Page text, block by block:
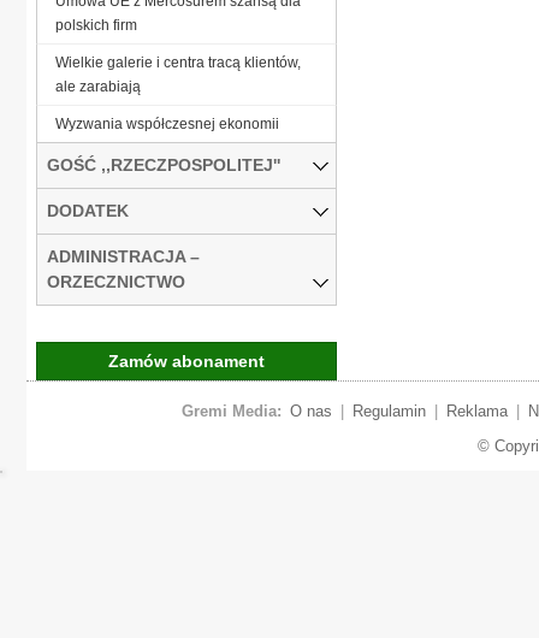
polskich firm
Wielkie galerie i centra tracą klientów,
ale zarabiają
Wyzwania współczesnej ekonomii
GOŚĆ ,,RZECZPOSPOLITEJ''
DODATEK
ADMINISTRACJA –
ORZECZNICTWO
Zamów abonament
Gremi Media: O nas Regulamin Reklama
©